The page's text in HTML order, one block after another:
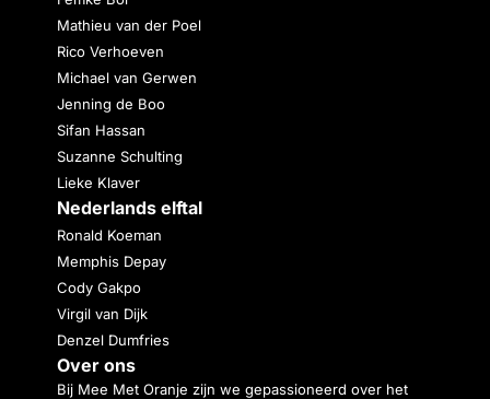
Mathieu van der Poel
Rico Verhoeven
Michael van Gerwen
Jenning de Boo
Sifan Hassan
Suzanne Schulting
Lieke Klaver
Nederlands elftal
Ronald Koeman
Memphis Depay
Cody Gakpo
Virgil van Dijk
Denzel Dumfries
Over ons
Bij Mee Met Oranje zijn we gepassioneerd over het